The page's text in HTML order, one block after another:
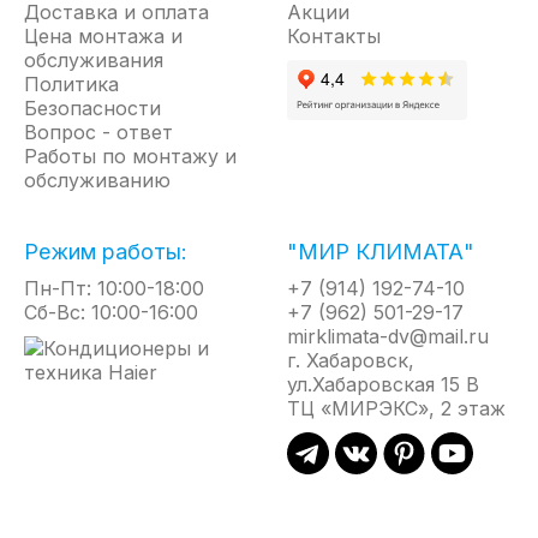
которая буквально сдувает влагу с рук. Особая
форма воздуховыпускного отверстия
обеспечивает плотность и мощность потока, что
позволяет эффективно обдувать максимальную
поверхность рук и их можно высушитьменее
чем за 10 секунд
Встроенный нагревательный элемент
быстрой, но и приятной. А в случае перегрева
прибора специальная система защиты безопасно
отключит его.
Прибор изготовлен из
высокопрочного и
экологически чистого ABS пластика,который
сохранит его первозданный вид и обеспечит
стабильную работу на долгие годы.
Доставка и оплата
Цена монтажа и
обслуживания
Политика
Безопасности
Вопрос - ответ
Работы по монтажу и
обслуживанию
Акции
Контакты
Режим работы:
Пн-Пт: 10:00-18:00
Сб-Вс: 10:00-16:00
"МИР КЛИМАТА"
+7 (914) 192-74-10
+7 (962) 501-29-17
mirklimata-dv@mail.ru
г. Хабаровск,
ул.Хабаровская 15 В
ТЦ «МИРЭКС», 2 этаж